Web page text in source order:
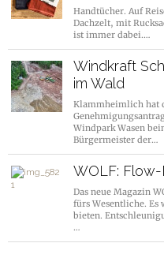
Handtücher. Auf
Dachzelt, mit
ist immer dabei.…
Windkraft
im Wald
Klammheimlich hat
Windpark Wasen
Bürgermeister der…
WOLF:
Das neue Magazin
fürs Wesentliche.
bieten.
…